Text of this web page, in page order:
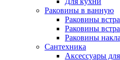
Раковины в ванную
Раковины
Раковины
Раковины
Сантехника
Аксессуары